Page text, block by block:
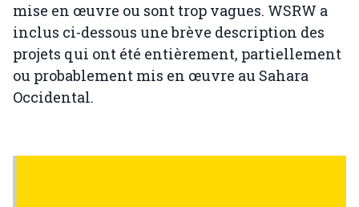
mise en œuvre ou sont trop vagues. WSRW a
inclus ci-dessous une brève description des
projets qui ont été entièrement, partiellement
ou probablement mis en œuvre au Sahara
Occidental.